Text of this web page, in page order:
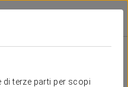
terze parti per scopi